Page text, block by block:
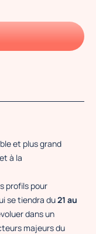
et plus grand
à la
profils pour
se tiendra du21 au
dans un
majeurs du